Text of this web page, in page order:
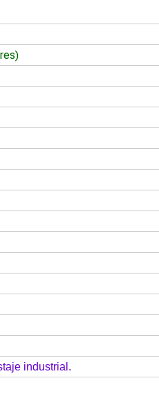
industrial.